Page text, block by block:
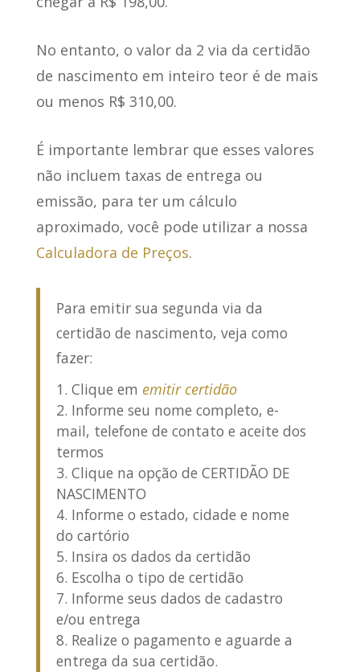
No entanto, o valor da 2 via da certidão
de nascimento em inteiro teor é de mais
ou menos R$ 310,00.
É importante lembrar que esses valores
não incluem taxas de entrega ou
emissão, para ter um cálculo
aproximado, você pode utilizar a nossa
Calculadora de Preços.
Para emitir sua segunda via da
certidão de nascimento, veja como
fazer:
Clique em emitir certidão
Informe seu nome completo, e-
mail, telefone de contato e aceite dos
termos
Clique na opção de CERTIDÃO DE
NASCIMENTO
Informe o estado, cidade e nome
do cartório
Insira os dados da certidão
Escolha o tipo de certidão
Informe seus dados de cadastro
e/ou entrega
Realize o pagamento e aguarde a
entrega da sua certidão.